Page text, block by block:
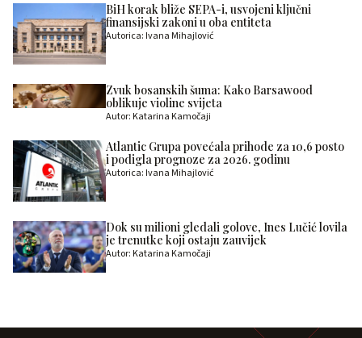
BiH korak bliže SEPA-i, usvojeni ključni
finansijski zakoni u oba entiteta
Autorica: Ivana Mihajlović
Zvuk bosanskih šuma: Kako Barsawood
oblikuje violine svijeta
Autor: Katarina Kamočaji
Atlantic Grupa povećala prihode za 10,6 posto
i podigla prognoze za 2026. godinu
Autorica: Ivana Mihajlović
Dok su milioni gledali golove, Ines Lučić lovila
je trenutke koji ostaju zauvijek
Autor: Katarina Kamočaji